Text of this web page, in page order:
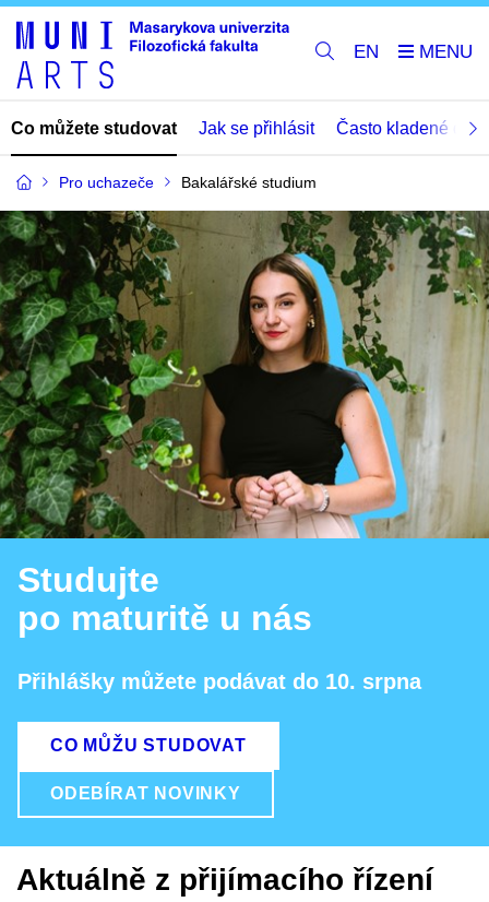
EN
Co můžete studovat Jak se přihlásit Často kladené
Pro uchazeče Bakalářské studium
Studujte
po maturitě u nás
Přihlášky můžete podávat do 10. srpna
CO MŮŽU STUDOVAT
ODEBÍRAT NOVINKY
Aktuálně z přijímacího řízení